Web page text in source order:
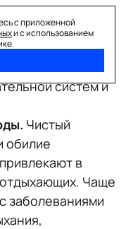
пляжи, мягкий
вод с
щадящего типа
и лечения
систем и
Чистый
обилие
в
Чаще
заболеваниями
с приложенной
и с использованием